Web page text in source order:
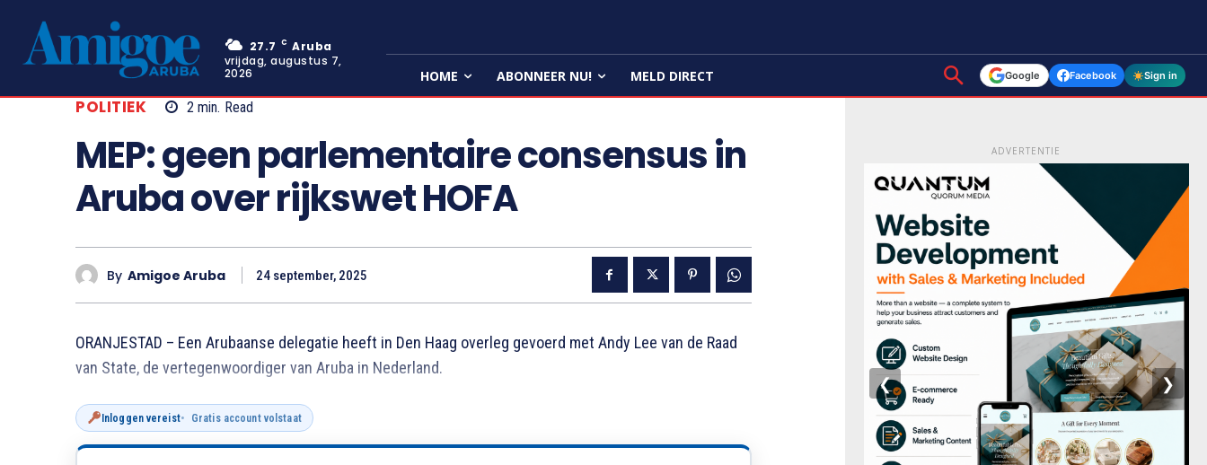
27.7 C Aruba
vrijdag, augustus 7,
2026
HOME ABONNEER NU! MELD DIRECT Google Facebook Sign in
POLITIEK 2 min. Read
MEP: geen parlementaire consensus in
Aruba over rijkswet HOFA
By Amigoe Aruba 24 september, 2025
ORANJESTAD – Een Arubaanse delegatie heeft in Den Haag overleg gevoerd met Andy Lee van de Raad
van State, de vertegenwoordiger van Aruba in Nederland.
Inloggen vereist Gratis account volstaat
ADVERTENTIE
❮ ❯